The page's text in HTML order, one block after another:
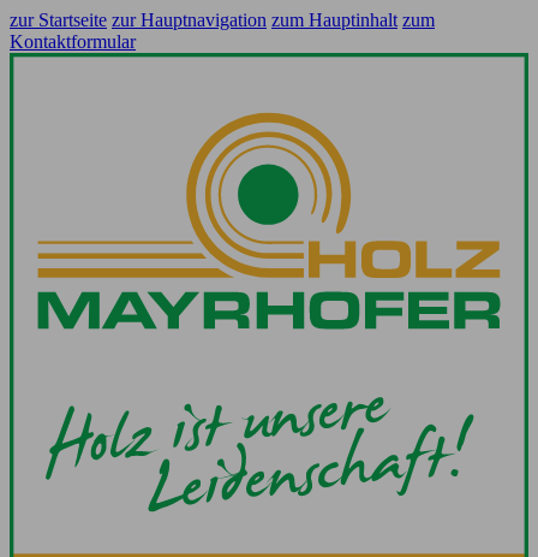
zur Startseite zur Hauptnavigation zum Hauptinhalt zum
Kontaktformular